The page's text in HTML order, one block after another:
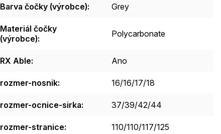
Barva čočky (výrobce): Grey
Materiál čočky
(výrobce): Polycarbonate
RX Able: Ano
rozmer-nosnik: 16/16/17/18
rozmer-ocnice-sirka: 37/39/42/44
rozmer-stranice: 110/110/117/125